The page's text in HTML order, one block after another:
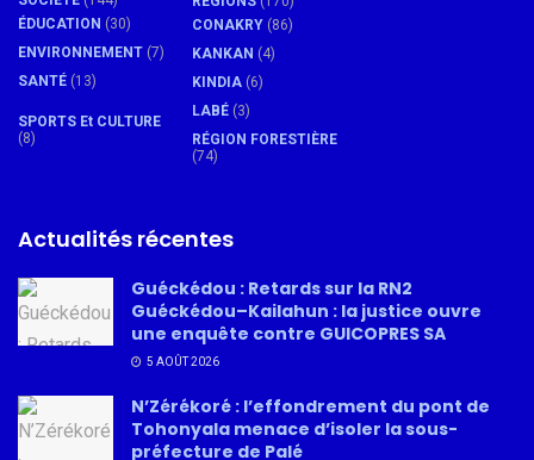
ÉDUCATION (30)
ENVIRONNEMENT (7)
SANTÉ (13)
SPORTS Et CULTURE
(8)
CONAKRY (86)
KANKAN (4)
KINDIA (6)
LABÉ (3)
RÉGION FORESTIÈRE
(74)
Actualités récentes
Guéckédou : Retards sur la RN2
Guéckédou–Kailahun : la justice ouvre
une enquête contre GUICOPRES SA
5 AOÛT 2026
N’Zérékoré : l’effondrement du pont de
Tohonyala menace d’isoler la sous-
préfecture de Palé